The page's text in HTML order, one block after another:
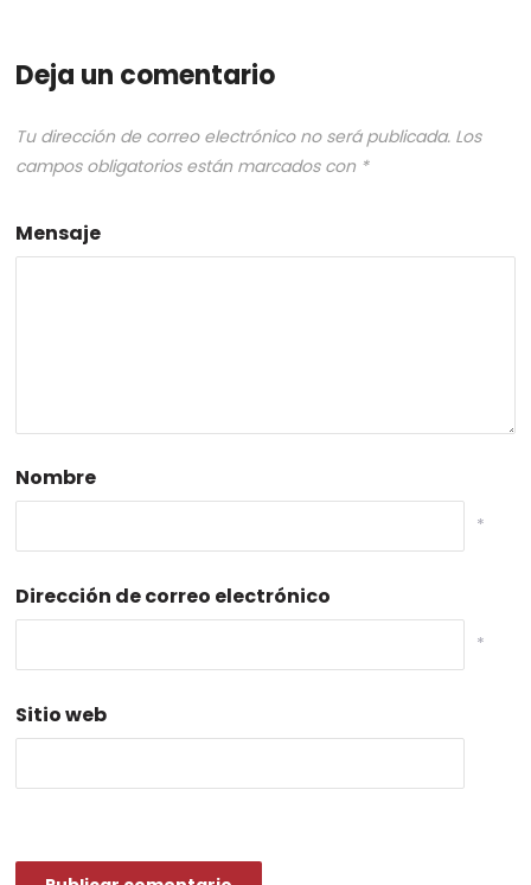
Deja un comentario
Tu dirección de correo electrónico no será publicada. Los
campos obligatorios están marcados con *
Mensaje
Nombre
*
Dirección de correo electrónico
*
Sitio web